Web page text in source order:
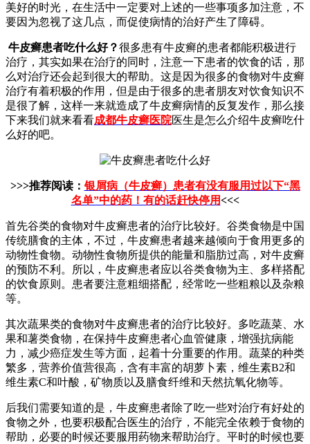
美好的时光，在生活中一定要对上述的一些事项多加注意，不
要因为忽视了这几点，而促使病情的治好产生了障碍。
牛皮癣患者吃什么好？很多患有牛皮癣的患者都能积极进行
治疗，其实如果在治疗的同时，注意一下患者的饮食的话，那
么对治疗还会起到很大的帮助。这是因为很多的食物对牛皮癣
治疗有着积极的作用，但是由于很多的患者朋友对饮食知识不
是很了解，这样一来就造成了牛皮癣病情的反复发作，那么接
下来我们就来看看成都牛皮癣医院医生是怎么介绍牛皮癣吃什
么好的吧。
>>>推荐阅读：银屑病（牛皮癣）患者有没有服用过以下“黑
名单”中的药！有的话赶快停用<<<
首先谷类的食物对牛皮癣患者的治疗比较好。谷类食物是中国
传统膳食的主体，不过，牛皮癣患者越来越倾向于食用更多的
动物性食物。动物性食物所提供的能量和脂肪过高，对牛皮癣
的预防不利。所以，牛皮癣患者应以谷类食物为主、多样搭配
的饮食原则。患者要注意粗细搭配，经常吃一些粗粮以及杂粮
等。
其次蔬果类的食物对牛皮癣患者的治疗比较好。多吃蔬菜、水
果和薯类食物，在保持牛皮癣患者心血管健康，增强抗病能
力，减少癌症发生等方面，起着十分重要的作用。蔬菜的种类
繁多，营养价值营很高，含有丰富的胡萝卜素，维生素B2和
维生素C和叶酸，矿物质以及膳食纤维和天然抗氧化物等。
后我们需要知道的是，牛皮癣患者除了吃一些对治疗有好处的
食物之外，也要积极配合医生的治疗，不能完全依赖于食物的
帮助，必要的时候还要服用药物来帮助治疗。平时的时候也要